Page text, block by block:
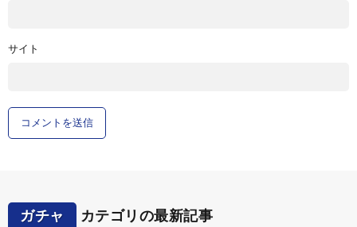
サイト
ガチャ カテゴリの最新記事